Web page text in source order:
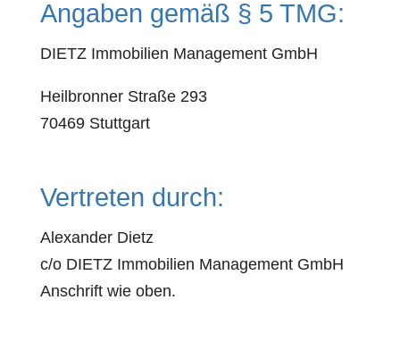
Angaben gemäß § 5 TMG:
DIETZ Immobilien Management GmbH
Heilbronner Straße 293
70469 Stuttgart
Vertreten durch:
Alexander Dietz
c/o DIETZ Immobilien Management GmbH
Anschrift wie oben.